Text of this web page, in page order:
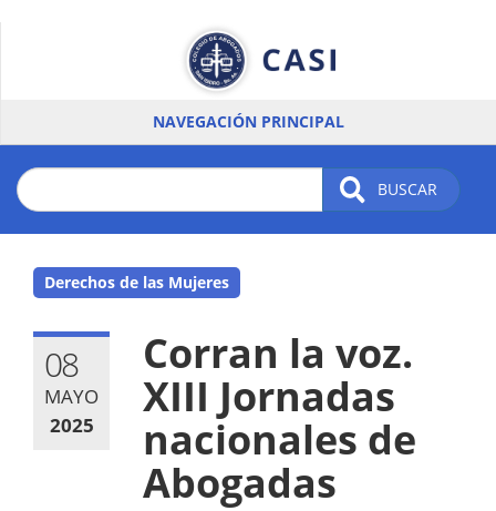
NAVEGACIÓN PRINCIPAL
BUSCAR
Derechos de las Mujeres
08
MAYO
2025
Corran la voz.
XIII Jornadas
nacionales de
Abogadas